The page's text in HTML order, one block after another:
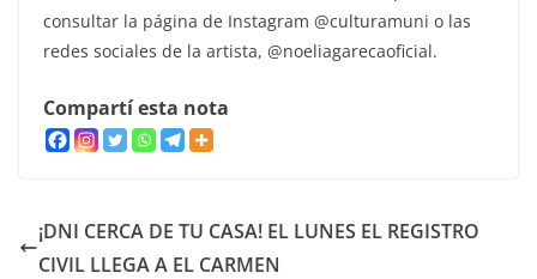
consultar la página de Instagram @culturamuni o las
redes sociales de la artista, @noeliagarecaoficial.
Compartí esta nota
¡DNI CERCA DE TU CASA! EL LUNES EL REGISTRO
CIVIL LLEGA A EL CARMEN